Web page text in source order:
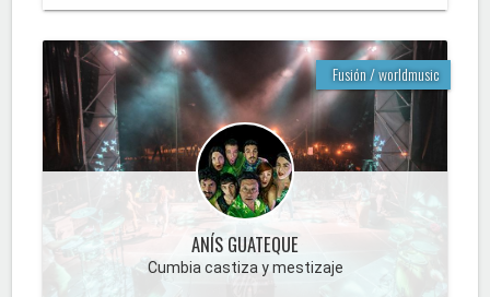
Fusión / worldmusic
ANÍS GUATEQUE
Cumbia castiza y mestizaje